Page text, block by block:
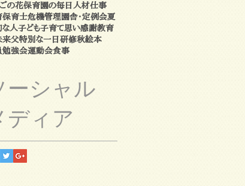
ごの花保育園の毎日 人材仕事
保育士危機管理園舎・定例会夏
人子ども子育て思い感謝教育
来父特別な一日研修秋絵本
勉強会運動会食事
ーシャル
ディア